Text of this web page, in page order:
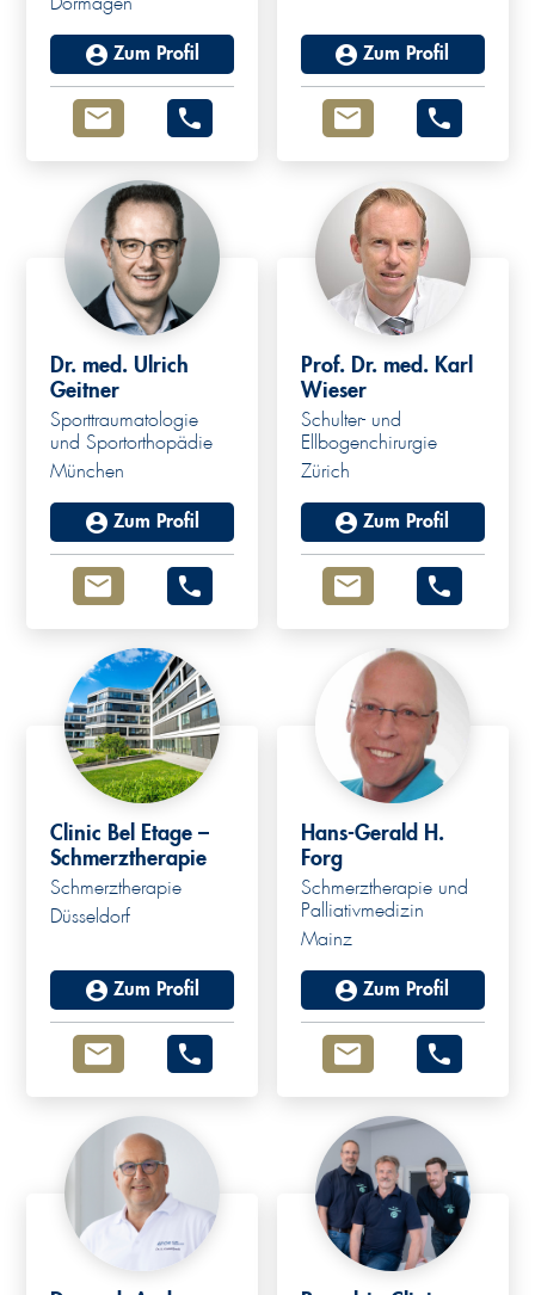
Dormagen
Zum Profil Zum Profil
Dr. med. Ulrich
Geitner
Sporttraumatologie
und Sportorthopädie
München
Zum Profil
Prof. Dr. med. Karl
Wieser
Schulter- und
Ellbogenchirurgie
Zürich
Zum Profil
Clinic Bel Etage –
Schmerztherapie
Schmerztherapie
Düsseldorf
Zum Profil
Hans-Gerald H.
Forg
Schmerztherapie und
Palliativmedizin
Mainz
Zum Profil